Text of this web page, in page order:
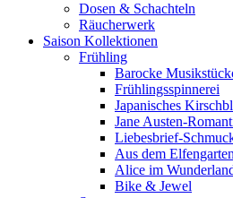
Dosen & Schachteln
Räucherwerk
Saison Kollektionen
Frühling
Barocke
Frühlingsspinnerei
Japanisches
Jane Austen-
Liebesbrief-
Aus dem Elfengarten
Alice im
Bike & Jewel